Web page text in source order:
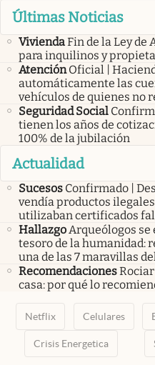
Últimas Noticias
ViviendaFin de la Ley de
para inquilinos y
Atención Oficial |
automáticamente las
vehículos de quienes no
Seguridad Social
tienen los años de
100% de la jubilación
Actualidad
Sucesos Confirmado |
vendía productos
utilizaban certificados
HallazgoArqueólogos
tesoro de la humanidad:
una de las 7 maravillas
Recomendaciones
casa: por qué lo
Netflix Celulares
Crisis Energetica